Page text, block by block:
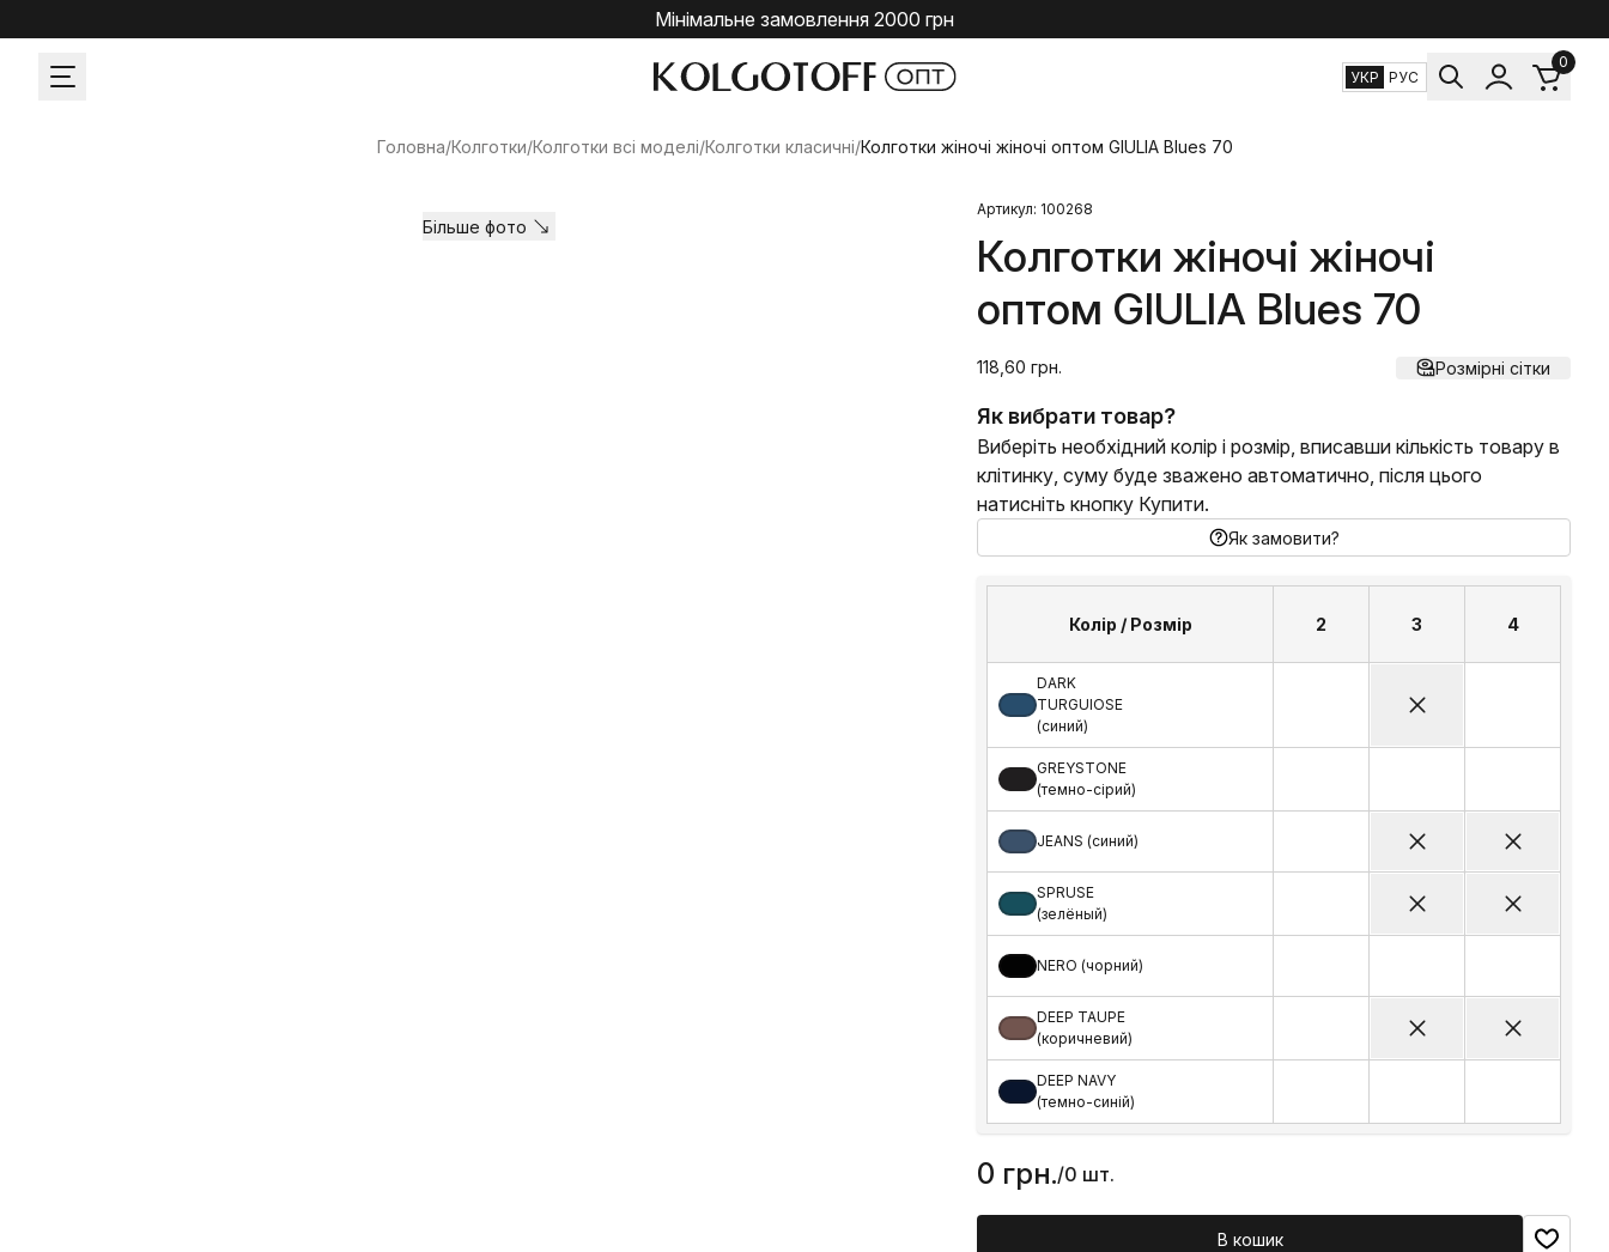
Мінімальне замовлення 2000 грн
УКР РУС
0
Головна/Колготки/Колготки всі моделі/Колготки класичні/Колготки жіночі жіночі оптом GIULIA Blues 70
Більше фото
Артикул: 100268
Колготки жіночі жіночі
оптом GIULIA Blues 70
118,60 грн. Розмірні сітки
Як вибрати товар?
Виберіть необхідний колір і розмір, вписавши кількість товару в
клітинку, суму буде зважено автоматично, після цього
натисніть кнопку Купити.
Як замовити?
Колір / Розмір 2 3 4
DARK
TURGUIOSE
(синий)
GREYSTONE
(темно-сірий)
JEANS (синий)
SPRUSE
(зелёный)
NERO (чорний)
DEEP TAUPE
(коричневий)
DEEP NAVY
(темно-синій)
0 грн./0 шт.
В кошик